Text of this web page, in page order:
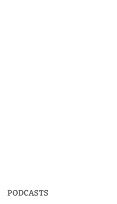
PODCASTS